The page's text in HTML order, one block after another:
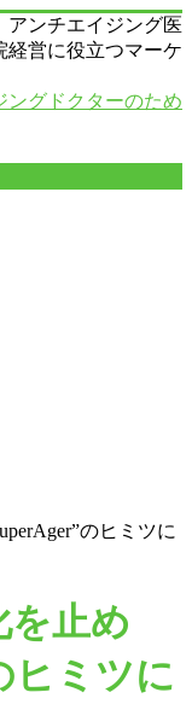
アンチエイジング医
経営に役立つマーケ
ングドクターのため
のヒミツに
を止め
ヒミツに